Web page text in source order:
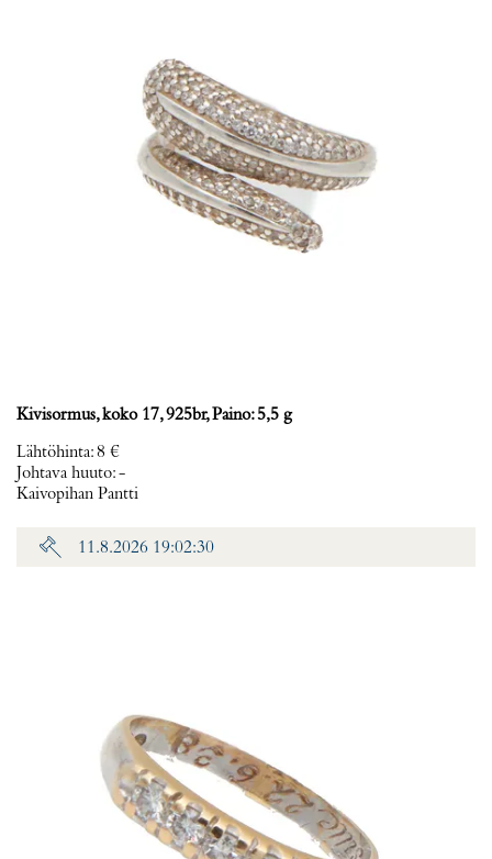
Kivisormus, koko 17, 925br, Paino: 5,5 g
Lähtöhinta:8 €
Johtava huuto:-
Kaivopihan Pantti
11.8.2026 19:02:30